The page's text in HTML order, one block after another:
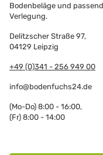
Bodenbeläge und
Verlegung.
Delitzscher Straße 97,
04129 Leipzig
+49 (0)341 - 256 949 00
info@bodenfuchs24.de
(Mo-Do) 8:00 - 16:00,
(Fr) 8:00 - 14:00